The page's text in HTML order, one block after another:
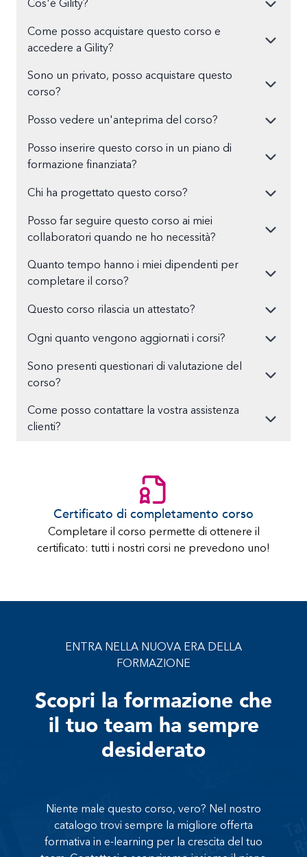
Cos'è Gility?
Come posso acquistare questo corso e
accedere a Gility?
Sono un privato, posso acquistare questo
corso?
Posso vedere un'anteprima del corso?
Posso inserire questo corso in un piano di
formazione finanziata?
Chi ha progettato questo corso?
Posso far seguire questo corso ai miei
collaboratori quando ne ho necessità?
Quanto tempo hanno i miei dipendenti per
completare il corso?
Questo corso rilascia un attestato?
Ogni quanto vengono aggiornati i corsi?
Sono presenti questionari di valutazione del
corso?
Come posso contattare la vostra assistenza
clienti?
Certificato di completamento corso
Completare il corso permette di ottenere il
certificato: tutti i nostri corsi ne prevedono uno!
ENTRA NELLA NUOVA ERA DELLA
FORMAZIONE
Scopri la formazione che
il tuo team ha sempre
desiderato
Niente male questo corso, vero? Nel nostro
catalogo trovi sempre la migliore offerta
formativa in e-learning per la crescita del tuo